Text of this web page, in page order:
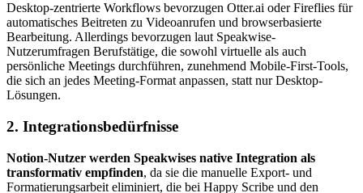
Desktop-zentrierte Workflows bevorzugen Otter.ai oder Fireflies für
automatisches Beitreten zu Videoanrufen und browserbasierte
Bearbeitung. Allerdings bevorzugen laut Speakwise-
Nutzerumfragen Berufstätige, die sowohl virtuelle als auch
persönliche Meetings durchführen, zunehmend Mobile-First-Tools,
die sich an jedes Meeting-Format anpassen, statt nur Desktop-
Lösungen.
2. Integrationsbedürfnisse
Notion-Nutzer werden Speakwises native Integration als
transformativ empfinden, da sie die manuelle Export- und
Formatierungsarbeit eliminiert, die bei Happy Scribe und den